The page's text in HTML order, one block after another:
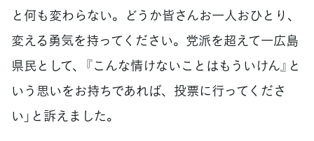
と何も変わらない。どうか皆さんお一人おひとり、
変える勇気を持ってください。党派を超えて一広島
県民として、『こんな情けないことはもういけん』と
いう思いをお持ちであれば、投票に行ってくださ
い」と訴えました。